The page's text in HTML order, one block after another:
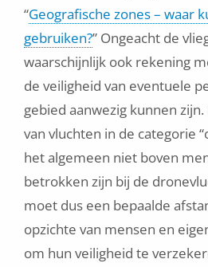
“Geografische zones – waar
gebruiken?” Ongeacht de
waarschijnlijk ook rekening
de veiligheid van eventuele
gebied aanwezig kunnen
van vluchten in de categorie
het algemeen niet boven
betrokken zijn bij de
moet dus een bepaalde
opzichte van mensen en
om hun veiligheid te